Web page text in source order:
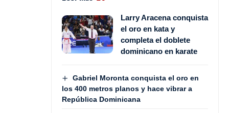
Larry Aracena conquista
el oro en kata y
completa el doblete
dominicano en karate
Gabriel Moronta conquista el oro en
los 400 metros planos y hace vibrar a
República Dominicana